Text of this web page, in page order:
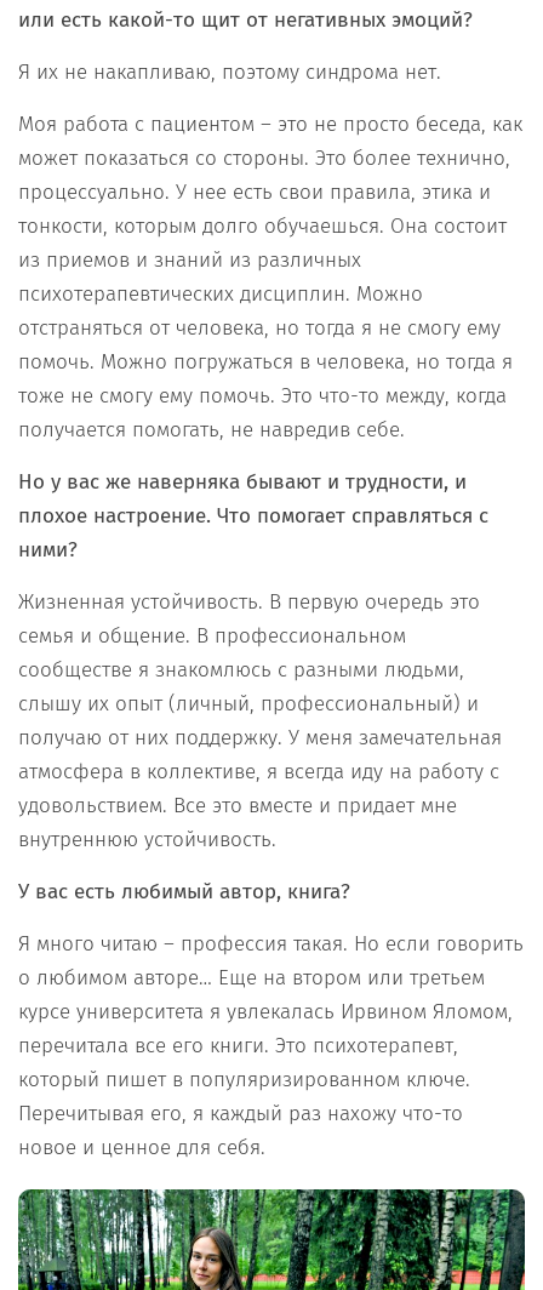
или есть какой-то щит от негативных эмоций?
Я их не накапливаю, поэтому синдрома нет.
Моя работа с пациентом – это не просто беседа, как
может показаться со стороны. Это более технично,
процессуально. У нее есть свои правила, этика и
тонкости, которым долго обучаешься. Она состоит
из приемов и знаний из различных
психотерапевтических дисциплин. Можно
отстраняться от человека, но тогда я не смогу ему
помочь. Можно погружаться в человека, но тогда я
тоже не смогу ему помочь. Это что-то между, когда
получается помогать, не навредив себе.
Но у вас же наверняка бывают и трудности, и
плохое настроение. Что помогает справляться с
ними?
Жизненная устойчивость. В первую очередь это
семья и общение. В профессиональном
сообществе я знакомлюсь с разными людьми,
слышу их опыт (личный, профессиональный) и
получаю от них поддержку. У меня замечательная
атмосфера в коллективе, я всегда иду на работу с
удовольствием. Все это вместе и придает мне
внутреннюю устойчивость.
У вас есть любимый автор, книга?
Я много читаю – профессия такая. Но если говорить
о любимом авторе… Еще на втором или третьем
курсе университета я увлекалась Ирвином Яломом,
перечитала все его книги. Это психотерапевт,
который пишет в популяризированном ключе.
Перечитывая его, я каждый раз нахожу что-то
новое и ценное для себя.